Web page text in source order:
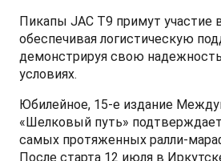
от
от 2
Руководства по эксплуатации
Пикапы JAC T9 примут участие
обеспечивая логистическую
демонстрируя свою
условиях.
Юбилейное, 15-е издание
«Шелковый путь» подтверждает
самых протяженных ралли-
После старта 12 июля в